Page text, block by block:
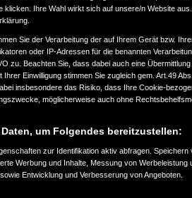
km
EURONORM
klicken. Ihre Wahl wirkt sich auf unsere/n Website
Sie der Verarbeitung der auf Ihrem Gerät bzw.
oder IP-Adressen für die benannten
zu. Beachten Sie, dass dabei auch eine Übermittlung
Einwilligung stimmen Sie zugleich gem. Art.49
insbesondere das Risiko, dass Ihre Cookie-
möglicherweise auch ohne
um Folgendes bereitzustellen:
zur Identifikation aktiv abfragen. Speichern
Werbung und Inhalte, Messung von Werbeleistung
Entwicklung und Verbesserung von Angeboten.